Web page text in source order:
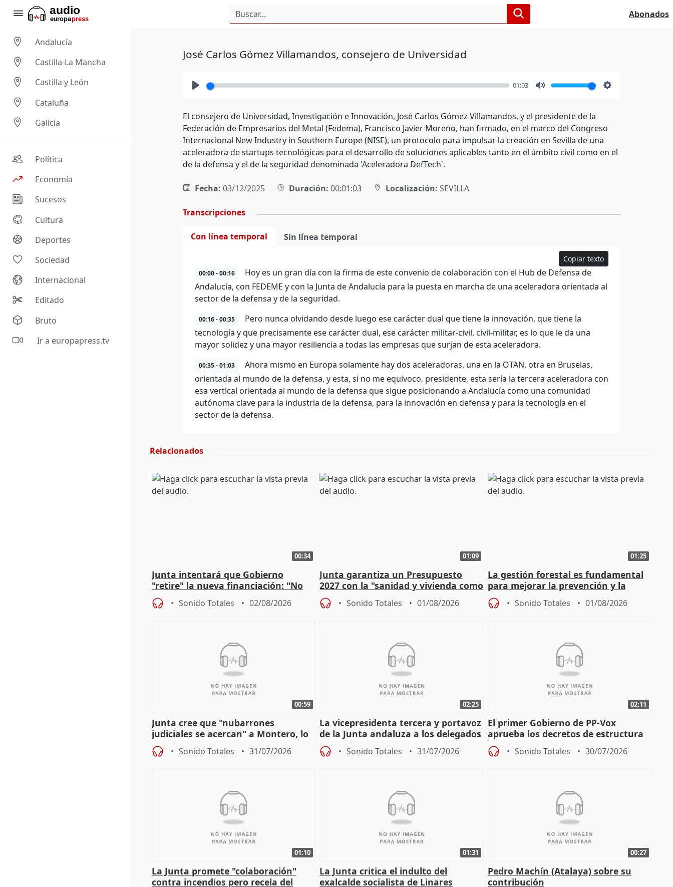
Abonados
Andalucía
Castilla-La Mancha
Castilla y León
Cataluña
Galicia
Política
Economía
Sucesos
Cultura
Deportes
Sociedad
Internacional
Editado
Bruto
Ir a europapress.tv
José Carlos Gómez Villamandos, consejero de Universidad
01:03
El consejero de Universidad, Investigación e Innovación, José Carlos Gómez Villamandos, y el presidente de la
Federación de Empresarios del Metal (Fedema), Francisco Javier Moreno, han firmado, en el marco del Congreso
Internacional New Industry in Southern Europe (NISE), un protocolo para impulsar la creación en Sevilla de una
aceleradora de startups tecnológicas para el desarrollo de soluciones aplicables tanto en el ámbito civil como en el
de la defensa y el de la seguridad denominada 'Aceleradora DefTech'.
Fecha: 03/12/2025 Duración: 00:01:03 Localización: SEVILLA
Transcripciones
Con línea temporal Sin línea temporal
Copiar texto
00:00 - 00:16
Hoy es un gran día con la firma de este convenio de colaboración con el Hub de Defensa de
Andalucía, con FEDEME y con la Junta de Andalucía para la puesta en marcha de una aceleradora orientada al
sector de la defensa y de la seguridad.
00:16 - 00:35
Pero nunca olvidando desde luego ese carácter dual que tiene la innovación, que tiene la
tecnología y que precisamente ese carácter dual, ese carácter militar-civil, civil-militar, es lo que le da una
mayor solidez y una mayor resiliencia a todas las empresas que surjan de esta aceleradora.
00:35 - 01:03
Ahora mismo en Europa solamente hay dos aceleradoras, una en la OTAN, otra en Bruselas,
orientada al mundo de la defensa, y esta, si no me equivoco, presidente, esta sería la tercera aceleradora con
esa vertical orientada al mundo de la defensa que sigue posicionando a Andalucía como una comunidad
autónoma clave para la industria de la defensa, para la innovación en defensa y para la tecnología en el
sector de la defensa.
Relacionados
00:34
Junta intentará que Gobierno
"retire" la nueva financiación: "No
puede ser saqueo a las arcas"
Sonido Totales 02/08/2026
01:09
Junta garantiza un Presupuesto
2027 con la "sanidad y vivienda como
prioridades"
Sonido Totales 01/08/2026
01:25
La gestión forestal es fundamental
para mejorar la prevención y la
actuación frente a incendios
Sonido Totales 01/08/2026
00:59
Junta cree que "nubarrones
judiciales se acercan" a Montero, lo
que la lleva a estar en el "ruido pe
Sonido Totales 31/07/2026
02:25
La vicepresidenta tercera y portavoz
de la Junta andaluza a los delegados
territoriales en Málaga
Sonido Totales 31/07/2026
02:11
El primer Gobierno de PP-Vox
aprueba los decretos de estructura
de sus consejerías
Sonido Totales 30/07/2026
01:10
La Junta promete "colaboración"
contra incendios pero recela del
01:31
La Junta critica el indulto del
exalcalde socialista de Linares
00:27
Pedro Machín (Atalaya) sobre su
contribución